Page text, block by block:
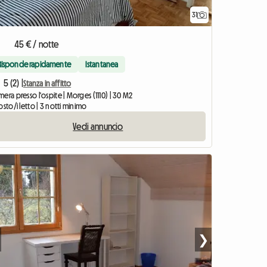
31
45 € / notte
rapidamente Istantanea
5 (2) | Stanza in affitto
presso l'ospite | Morges (1110) | 30 M2
i letto | 3 notti minimo
Vedi annuncio
❯